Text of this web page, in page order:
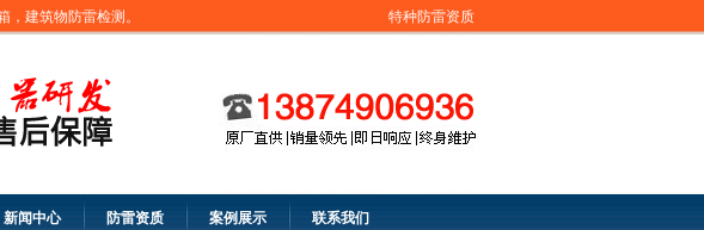
建筑物防雷检测。 特种防雷资质
新闻中心 防雷资质 案例展示 联系我们